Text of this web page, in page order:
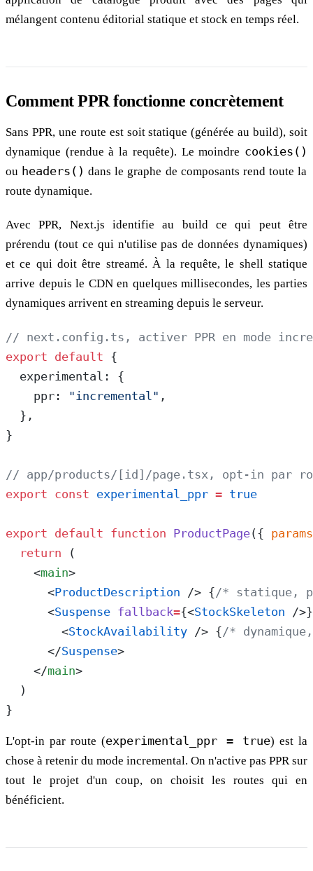
mélangent contenu éditorial statique et stock en temps réel.
Comment PPR fonctionne concrètement
Sans PPR, une route est soit statique (générée au build), soit
dynamique (rendue à la requête). Le moindre cookies()
ou headers() dans le graphe de composants rend toute la
route dynamique.
Avec PPR, Next.js identifie au build ce qui peut être
prérendu (tout ce qui n'utilise pas de données dynamiques)
et ce qui doit être streamé. À la requête, le shell statique
arrive depuis le CDN en quelques millisecondes, les parties
dynamiques arrivent en streaming depuis le serveur.
// next.config.ts, activer PPR en mode
export default {
  experimental: {
    ppr:
"incremental" ,
  },
}
// app/products/[id]/page.tsx, opt-in par
export const experimental_ppr = true
export default function ProductPage({ params
  return
(
    <
main>
      <
ProductDescription /> {/* statique,
      <
Suspense fallback={<StockSkeleton /
        <
StockAvailability /> {/*
      </
Suspense>
    </
main>
  )
}
L'opt-in par route (experimental_ppr = true) est la
chose à retenir du mode incremental. On n'active pas PPR sur
tout le projet d'un coup, on choisit les routes qui en
bénéficient.